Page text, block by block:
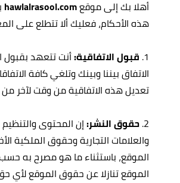
أهلا بك إلى موقعhawlalrasool.com
هذه الأحكام، فعليك ألا تتطلع على
1. قبول الاتفاقية:أنت تتعهد بقبول
الاتفاق بيننا وبينك وتلغي كافة
تعديل هذه الاتفاقية من وقت لآخر
2. حقوق النشر:إن المحتوى
والعلامات التجارية وحقوق الملكية
الموقع، باستثناء ما هو مصرح به
الموقع تنازلا عن حقوق الموقع لأي